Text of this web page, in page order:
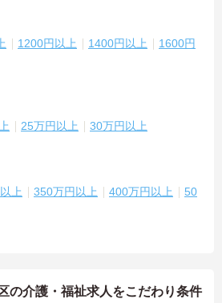
1200円以上 1400円以上
1600円
25万円以上 30万円以上
上 350万円以上 400万円以上
50
の介護・福祉求人をこだわり条件